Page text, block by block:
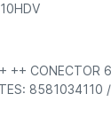
++ CONECTOR